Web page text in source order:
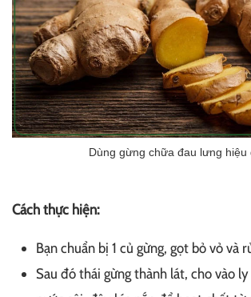
Dùng gừng chữa đau lưng hiệu
Cách thực hiện:
Bạn chuẩn bị 1 củ gừng, gọt bỏ vỏ và
Sau đó thái gừng thành lát, cho vào